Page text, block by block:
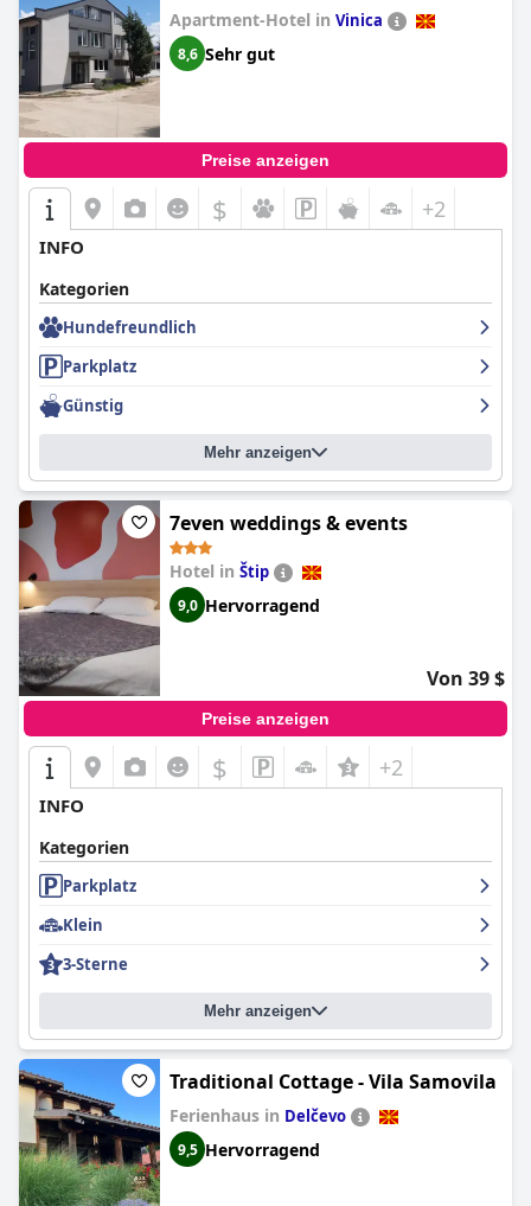
Apartment-Hotel in Vinica
8,6 Sehr gut
Preise anzeigen
$ +2
INFO
Kategorien
Hundefreundlich
Parkplatz
Günstig
Mehr anzeigen
7even weddings & events
Hotel in Štip
9,0 Hervorragend
Von 39 $
Preise anzeigen
$ +2
INFO
Kategorien
Parkplatz
Klein
3-Sterne
Mehr anzeigen
Traditional Cottage - Vila Samovila
Ferienhaus in Delčevo
9,5 Hervorragend